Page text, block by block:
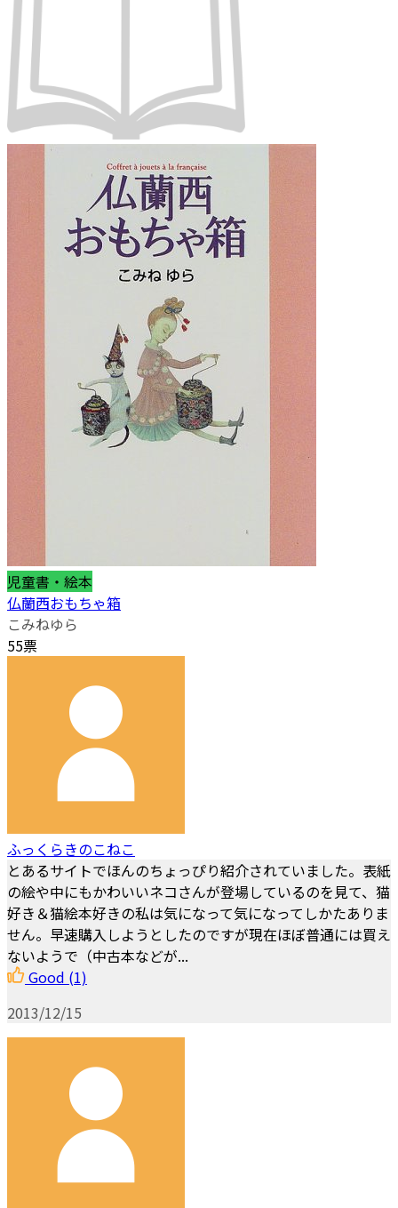
児童書・絵本
仏蘭西おもちゃ箱
こみねゆら
55票
ふっくらきのこねこ
とあるサイトでほんのちょっぴり紹介されていました。表紙
の絵や中にもかわいいネコさんが登場しているのを見て、猫
好き＆猫絵本好きの私は気になって気になってしかたありま
せん。早速購入しようとしたのですが現在ほぼ普通には買え
ないようで（中古本などが...
Good (1)
2013/12/15